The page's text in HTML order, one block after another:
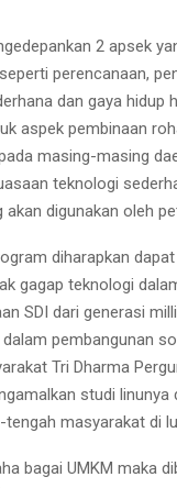
2 apsek
perencanaan,
dan gaya hidup
aspek pembinaan
masing-masing
teknologi
digunakan oleh
diharapkan
gagap teknologi
SDI dari generasi
pembangunan
Tri Dharma
studi linunya
masyarakat di
bagai UMKM maka